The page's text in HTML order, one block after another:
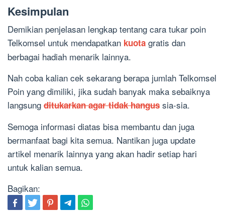
Kesimpulan
Demikian penjelasan lengkap tentang cara tukar poin
Telkomsel untuk mendapatkan kuota gratis dan
berbagai hadiah menarik lainnya.
Nah coba kalian cek sekarang berapa jumlah Telkomsel
Poin yang dimiliki, jika sudah banyak maka sebaiknya
langsung ditukarkan agar tidak hangus sia-sia.
Semoga informasi diatas bisa membantu dan juga
bermanfaat bagi kita semua. Nantikan juga update
artikel menarik lainnya yang akan hadir setiap hari
untuk kalian semua.
Bagikan: